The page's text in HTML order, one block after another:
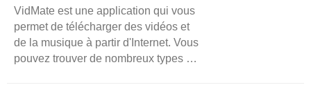
VidMate est une application qui vous
permet de télécharger des vidéos et
de la musique à partir d'Internet. Vous
pouvez trouver de nombreux types de